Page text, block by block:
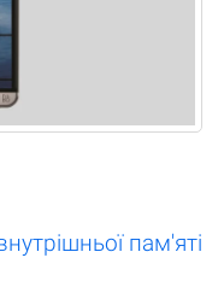
пам'яті